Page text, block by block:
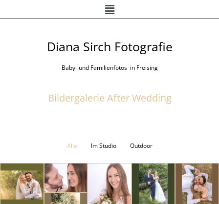
springen
Menü
Diana Sirch Fotografie
Baby- und Familienfotos in Freising
Bildergalerie After Wedding
Alle Im Studio Outdoor